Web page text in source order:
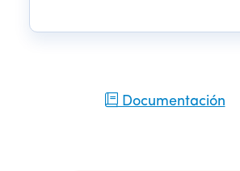
Documentación